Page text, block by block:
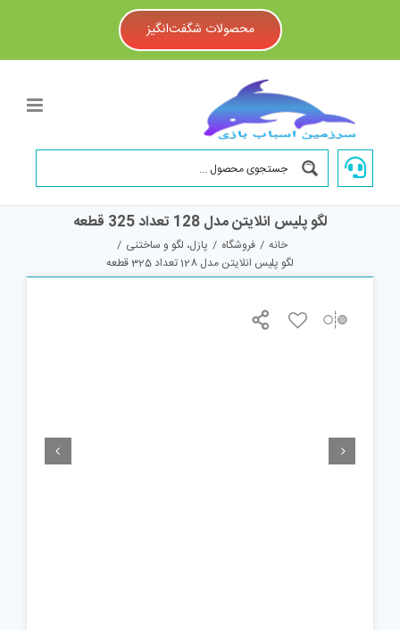
محصولات شگفت‌انگیز
لگو پلیس انلایتن مدل 128 تعداد 325 قطعه
خانه / فروشگاه / پازل، لگو و ساختنی /
لگو پلیس انلایتن مدل 128 تعداد 325 قطعه
 